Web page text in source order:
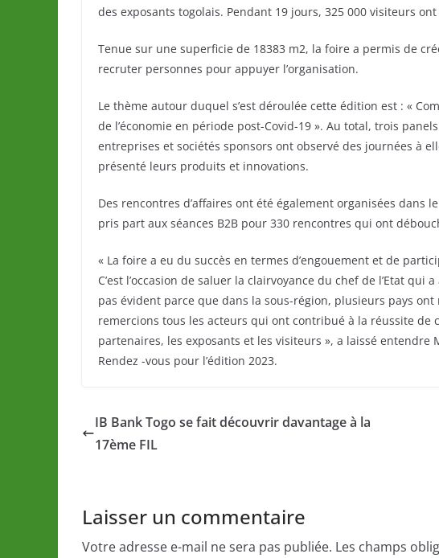
des exposants togolais. Pendant 19 jours, 325 000 visiteurs
Tenue sur une superficie de 18383 m2, la foire a permis de
recruter personnes pour appuyer l’organisation.
Le thème autour duquel s’est déroulée cette édition est : «
de l’économie en période post-Covid-19 ». Au total, trois
entreprises et sociétés sponsors ont observé des journées à
présenté leurs produits et innovations.
Des rencontres d’affaires ont été également organisées dans
pris part aux séances B2B pour 330 rencontres qui ont
« La foire a eu du succès en termes d’engouement et de
C’est l’occasion de saluer la clairvoyance du chef de l’Etat qui
pas évident parce que dans la sous-région, plusieurs pays
remercions tous les acteurs qui ont contribué à la réussite de
partenaires, les exposants et les visiteurs », a laissé entendre
Rendez -vous pour l’édition 2023.
IB Bank Togo se fait découvrir davantage à la
17ème FIL
Laisser un commentaire
Votre adresse e-mail ne sera pas publiée. Les champs